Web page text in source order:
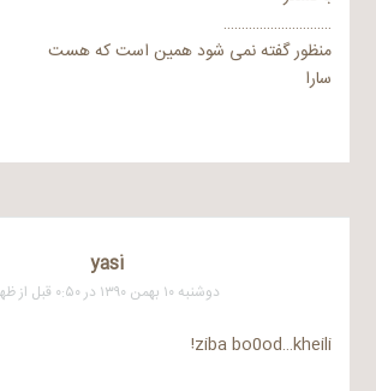
…………………………
منظور گفته نمی شود همین است که هست
سارا
yasi
دوشنبه ۱۰ بهمن ۱۳۹۰ در ۰:۵۰ قبل از ظهر
ziba bo0od…kheili!